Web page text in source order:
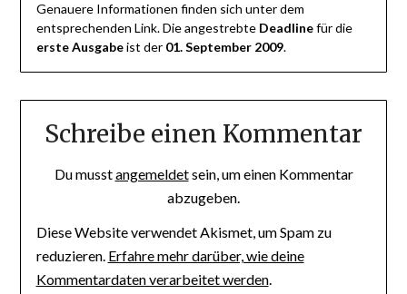
Genauere Informationen finden sich unter dem
entsprechenden Link. Die angestrebte Deadlinefür die
erste Ausgabeist der 01. September 2009.
Schreibe einen Kommentar
Du musstangemeldetsein, um einen Kommentar
abzugeben.
Diese Website verwendet Akismet, um Spam zu
reduzieren. Erfahre mehr darüber, wie deine
Kommentardaten verarbeitet werden.